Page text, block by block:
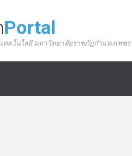
Portal
คโนโลยี มหาวิทยาลัยราชภัฏกำแพงเพชร